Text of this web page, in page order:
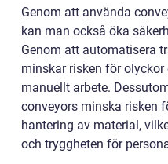
Genom att använda
kan man också öka
Genom att automatisera
minskar risken för
manuellt arbete.
conveyors minska risken
hantering av material,
och tryggheten för